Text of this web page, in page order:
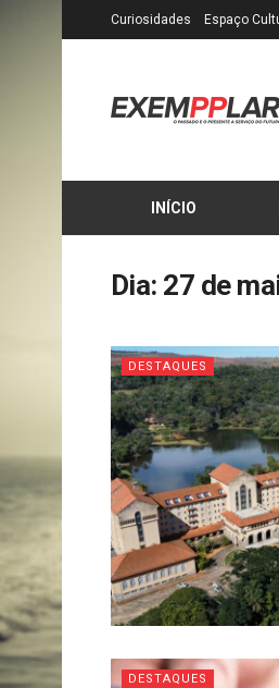
Curiosidades Espaço
INÍCIO
Dia: 27 de
DESTAQUES
DESTAQUES